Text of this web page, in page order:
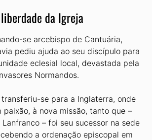
da Igreja
se arcebispo de Cantuária,
pediu ajuda ao seu discípulo para
eclesial local, devastada pela
Normandos.
se para a Inglaterra, onde
paixão, à nova missão, tanto que –
– foi seu sucessor na sede
a ordenação episcopal em